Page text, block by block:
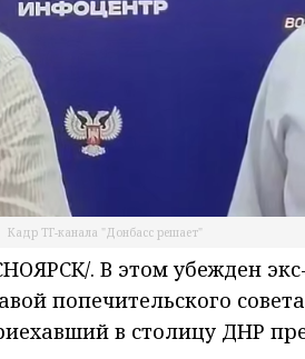
Кадр ТГ-канала "Донбасс решает"
. В этом убежден
попечительского
в столицу ДНР